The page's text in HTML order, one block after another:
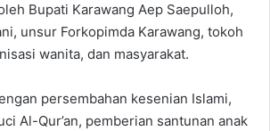
Bupati Karawang Aep Saepulloh,
unsur Forkopimda Karawang, tokoh
wanita, dan masyarakat.
persembahan kesenian Islami,
Al-Qur’an, pemberian santunan anak